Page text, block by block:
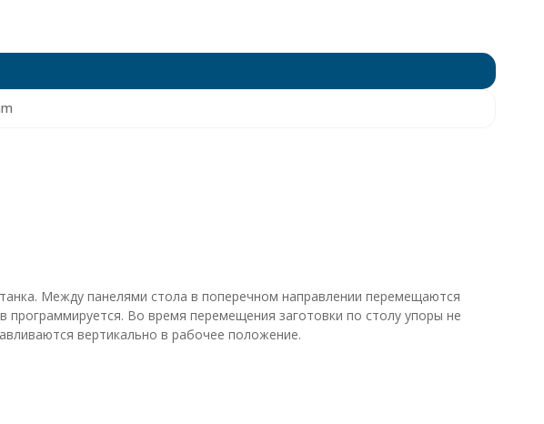
Между панелями стола в поперечном направлении перемещаются
Во время перемещения заготовки по столу упоры не
вертикально в рабочее положение.